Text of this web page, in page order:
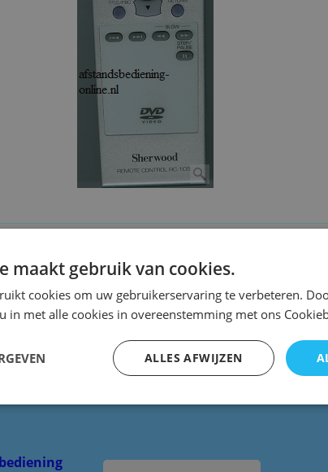
rc105
maakt gebruik van cookies.
cookies om uw gebruikerservaring te verbeteren.
in met alle cookies in overeenstemming met ons
ALLES AFWIJZEN